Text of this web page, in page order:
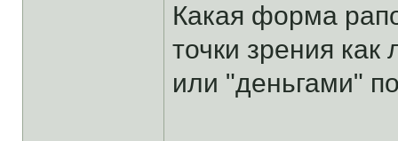
Какая форма
точки зрения
или "деньгами"